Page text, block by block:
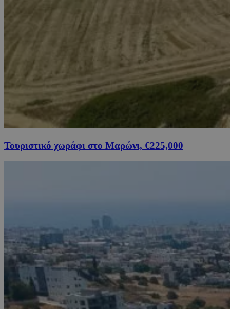
Τουριστικό χωράφι στο Μαρώνι, €225,000